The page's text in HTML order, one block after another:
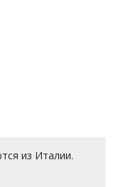
из Италии.